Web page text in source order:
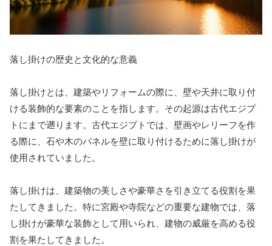
落し掛けの歴史と文化的な意義
落し掛けとは、建築やリフォームの際に、壁や天井に取り付
ける装飾的な要素のことを指します。その起源は古代エジプ
トにまで遡ります。古代エジプトでは、壁画やレリーフを作
る際に、石や木のパネルを壁に取り付けるために落し掛けが
使用されていました。
落し掛けは、建築物の美しさや豪華さを引き立てる役割を果
たしてきました。特に宮殿や寺院などの重要な建物では、落
し掛けが豪華な装飾として用いられ、建物の威厳を高める役
割を果たしてきました。